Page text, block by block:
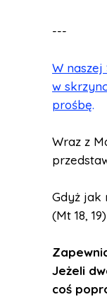
---
W naszej
w
prośbę.
Wraz z
Gdyż jak
(Mt 18, 19)
Jeżeli
coś